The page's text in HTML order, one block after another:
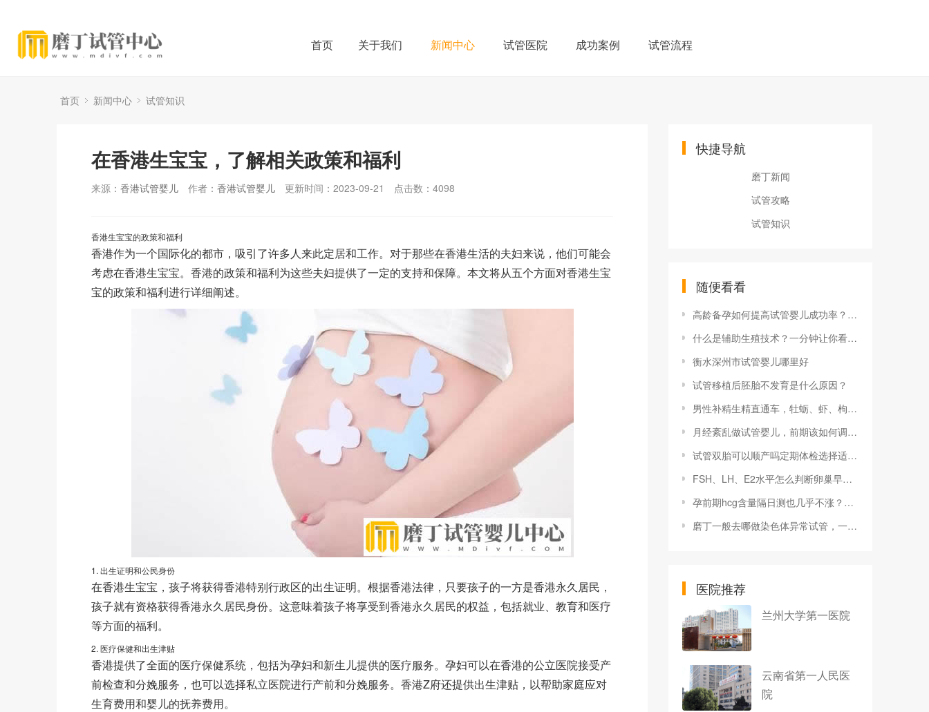
首页 关于我们 新闻中心 试管医院 成功案例 试管流程
首页 新闻中心 试管知识
在香港生宝宝，了解相关政策和福利
来源： 香港试管婴儿 作者： 香港试管婴儿 更新时间：2023-09-21 点击数： 4098
香港生宝宝的政策和福利
香港作为一个国际化的都市，吸引了许多人来此定居和工作。对于那些在香港生活的夫妇来说，他们可能会
考虑在香港生宝宝。香港的政策和福利为这些夫妇提供了一定的支持和保障。本文将从五个方面对香港生宝
宝的政策和福利进行详细阐述。
1. 出生证明和公民身份
在香港生宝宝，孩子将获得香港特别行政区的出生证明。根据香港法律，只要孩子的一方是香港永久居民，
孩子就有资格获得香港永久居民身份。这意味着孩子将享受到香港永久居民的权益，包括就业、教育和医疗
等方面的福利。
2. 医疗保健和出生津贴
香港提供了全面的医疗保健系统，包括为孕妇和新生儿提供的医疗服务。孕妇可以在香港的公立医院接受产
前检查和分娩服务，也可以选择私立医院进行产前和分娩服务。香港Z府还提供出生津贴，以帮助家庭应对
生育费用和婴儿的抚养费用。
快捷导航
磨丁新闻
试管攻略
试管知识
随便看看
高龄备孕如何提高试管婴儿成功率？高龄女性试管婴儿的成功率有多高？
什么是辅助生殖技术？一分钟让你看懂人工授精和试管婴儿
衡水深州市试管婴儿哪里好
试管移植后胚胎不发育是什么原因？
男性补精生精直通车，牡蛎、虾、枸杞多吃好处多多
月经紊乱做试管婴儿，前期该如何调整周期？
试管双胎可以顺产吗定期体检选择适合自己的方案
FSH、LH、E2水平怎么判断卵巢早衰，附上各项数据含义解读
孕前期hcg含量隔日测也几乎不涨？保胎成功的几率还大吗？
磨丁一般去哪做染色体异常试管，一般去哪做染色体异常试管好
医院推荐
兰州大学第一医院
云南省第一人民医
院